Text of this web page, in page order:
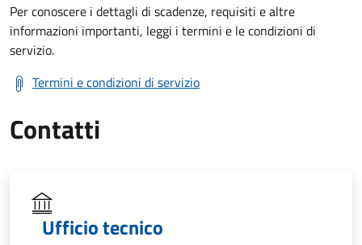
Per conoscere i dettagli di scadenze, requisiti e altre
informazioni importanti, leggi i termini e le condizioni di
servizio.
Termini e condizioni di servizio
Contatti
Ufficio tecnico